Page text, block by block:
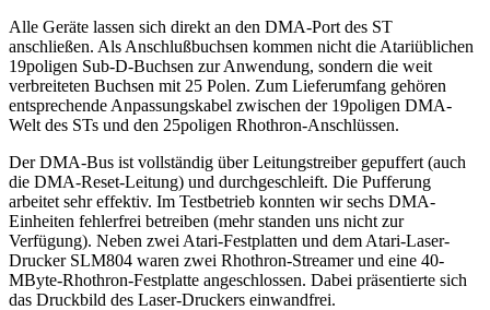
Alle Geräte lassen sich direkt an den DMA-Port des ST
anschließen. Als Anschlußbuchsen kommen nicht die Atariüblichen
19poligen Sub-D-Buchsen zur Anwendung, sondern die weit
verbreiteten Buchsen mit 25 Polen. Zum Lieferumfang gehören
entsprechende Anpassungskabel zwischen der 19poligen DMA-
Welt des STs und den 25poligen Rhothron-Anschlüssen.
Der DMA-Bus ist vollständig über Leitungstreiber gepuffert (auch
die DMA-Reset-Leitung) und durchgeschleift. Die Pufferung
arbeitet sehr effektiv. Im Testbetrieb konnten wir sechs DMA-
Einheiten fehlerfrei betreiben (mehr standen uns nicht zur
Verfügung). Neben zwei Atari-Festplatten und dem Atari-Laser-
Drucker SLM804 waren zwei Rhothron-Streamer und eine 40-
MByte-Rhothron-Festplatte angeschlossen. Dabei präsentierte sich
das Druckbild des Laser-Druckers einwandfrei.